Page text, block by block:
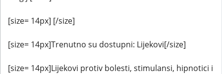
[size= 14px] [/size]
[size= 14px]Trenutno su dostupni: Lijekovi[/size]
[size= 14px]Lijekovi protiv bolesti, stimulansi, hipnotici i